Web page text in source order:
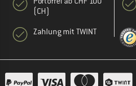
(CH)
Zahlung mit TWINT